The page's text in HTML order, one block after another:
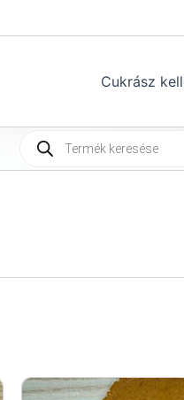
Cukrász
Products
search